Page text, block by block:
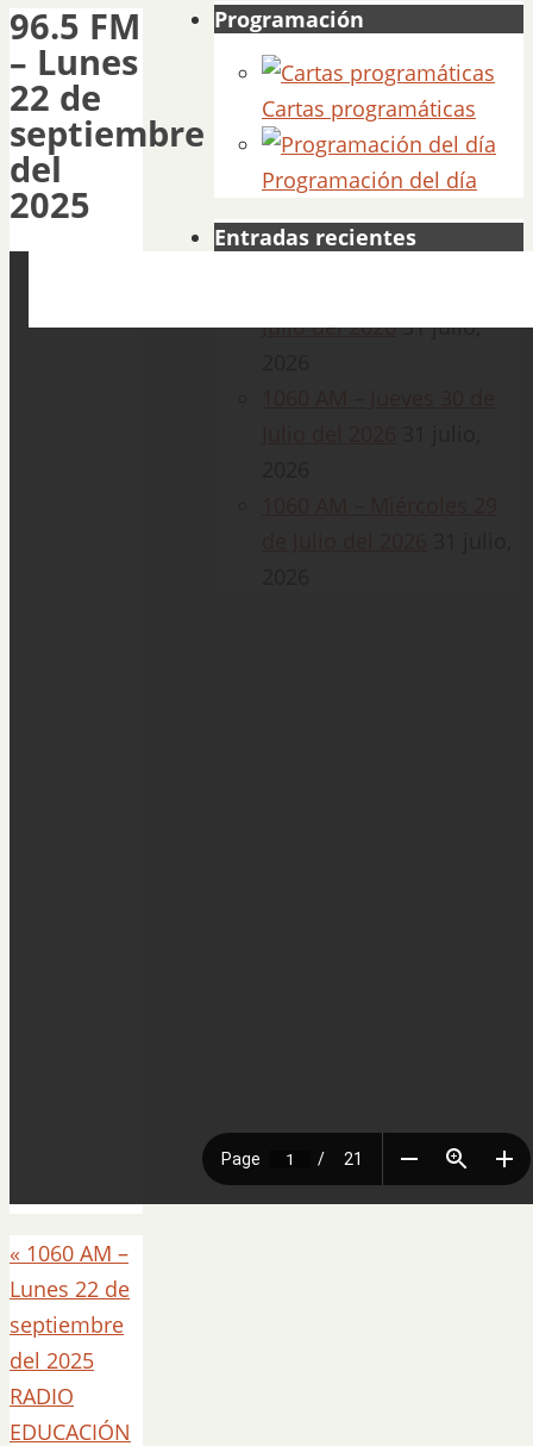
96.5 FM
– Lunes
22 de
septiembre
del
2025
« 1060 AM –
Lunes 22 de
septiembre
del 2025
RADIO
EDUCACIÓN
Programación
Cartas programáticas
Programación del día
Entradas recientes
Julio del 2026 31 julio,